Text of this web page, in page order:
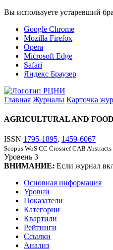
Вы используете устаревший
Google Chrome
Mozilla Firefox
Opera
Microsoft Edge
Safari
Яндекс Браузер
Главная Журналы Карточка
AGRICULTURAL AND
ISSN 1795-1895, 1459-6067
Scopus WoS CC Crossref CAB Abstracts
Уровень 3
ВНИМАНИЕ: Если журнал
Основная информация
Уровни
Показатели
Категории
Квартили
Рейтинги
Ссылки
Анализ